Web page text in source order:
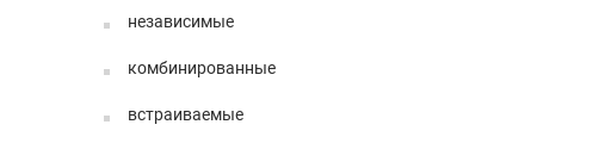
независимые
комбинированные
встраиваемые